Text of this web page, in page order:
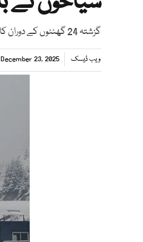
گزشتہ 24 گھنٹوں کے دوران کالام میں 2.5 انچ برفباری ہوئی
ویب ڈیسک December 23, 2025